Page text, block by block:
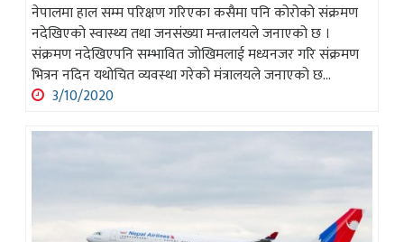
नेपालमा हाल सम्म परिक्षण गरिएका कसैमा पनि कोरोको संक्रमण
नदेखिएको स्वास्थ्य तथा जनसंख्या मन्त्रालयले जनाएको छ ।
संक्रमण नदेखिएपनि सम्भावित जोखिमलाई मध्यनजर गरि संक्रमण
भित्रन नदिन यथोचित व्यवस्था गरेको मंत्रालयले जनाएको छ...
3/10/2020